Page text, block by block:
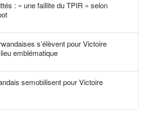
: « une faillite du TPIR » selon
s’élèvent pour Victoire
emblématique
semobilisent pour Victoire